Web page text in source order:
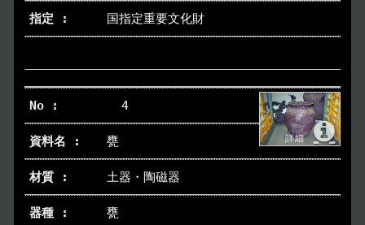
国指定重要文化財
4
甕
土器・陶磁器
甕